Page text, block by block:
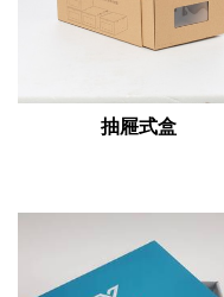
抽屜式盒